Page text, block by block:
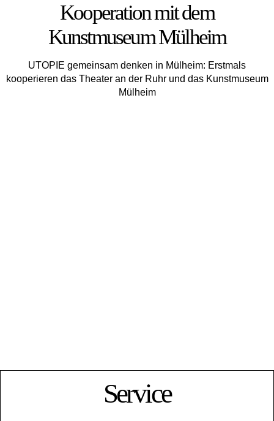
Kooperation mit dem
Kunstmuseum Mülheim
UTOPIE gemeinsam denken in Mülheim: Erstmals
kooperieren das Theater an der Ruhr und das Kunstmuseum
Mül­heim
Service